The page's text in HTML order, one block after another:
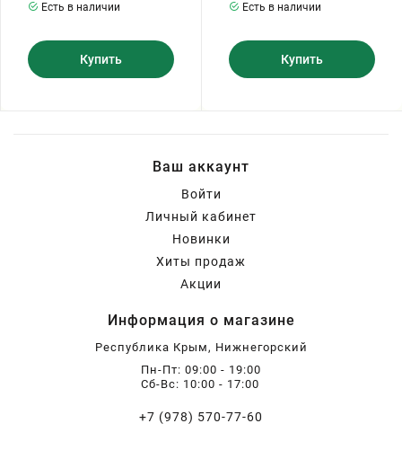
Есть в наличии
Купить
Есть в наличии
Купить
Ваш аккаунт
Войти
Личный кабинет
Новинки
Хиты продаж
Акции
Информация о магазине
Республика Крым, Нижнегорский
Пн-Пт: 09:00 - 19:00
Сб-Вс: 10:00 - 17:00
+7 (978) 570-77-60